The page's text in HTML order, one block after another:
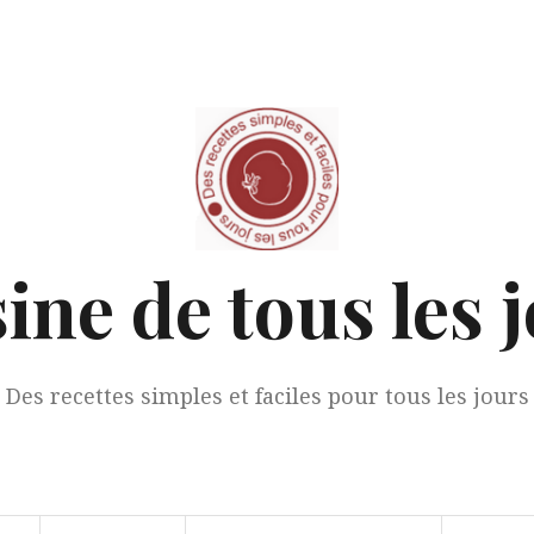
de tous les
Des recettes simples et faciles pour tous les jours